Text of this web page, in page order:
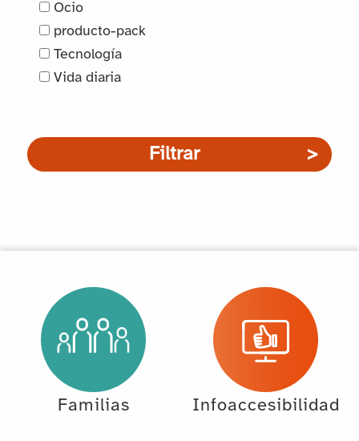
Ocio
producto-pack
Tecnología
Vida diaria
Filtrar
Familias Infoaccesibilidad